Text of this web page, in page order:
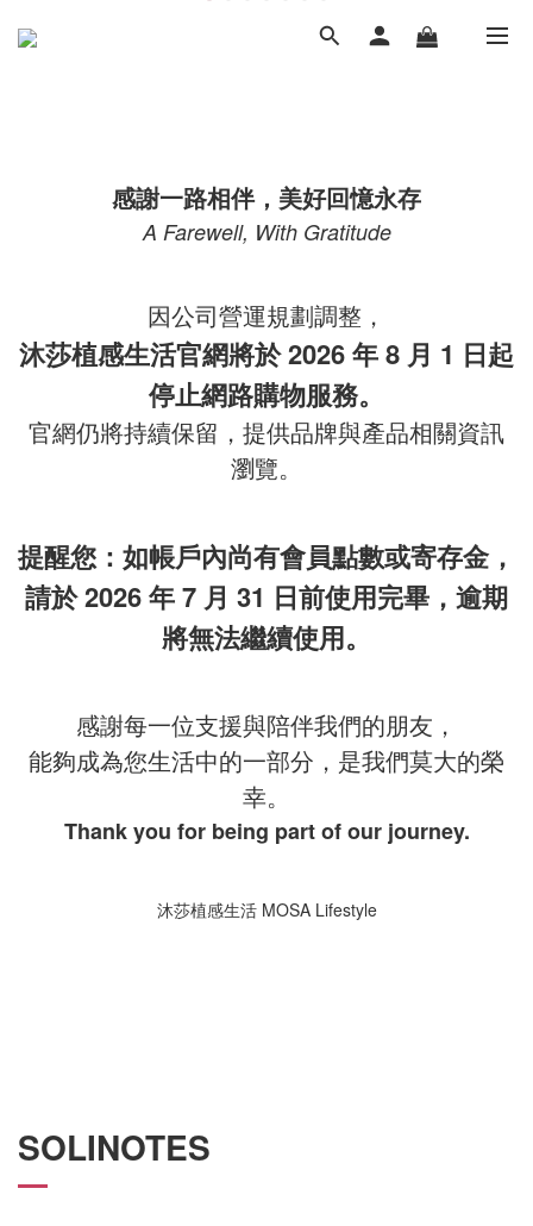
感謝一路相伴，美好回憶永存
A Farewell, With Gratitude
因公司營運規劃調整，
沐莎植感生活官網將於 2026 年 8 月 1 日起
停止網路購物服務。
官網仍將持續保留，提供品牌與產品相關資訊
瀏覽。
提醒您：如帳戶內尚有會員點數或寄存金，
請於 2026 年 7 月 31 日前使用完畢，逾期
將無法繼續使用。
感謝每一位支援與陪伴我們的朋友，
能夠成為您生活中的一部分，是我們莫大的榮
幸。
Thank you for being part of our journey.
沐莎植感生活 MOSA Lifestyle
SOLINOTES